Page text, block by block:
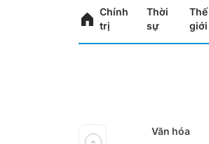
Chính
trị
Thời
sự
Thế
giới
Văn hóa